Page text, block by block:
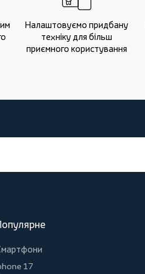
Налаштовуємо придбану
техніку для більш
приємного користування
17